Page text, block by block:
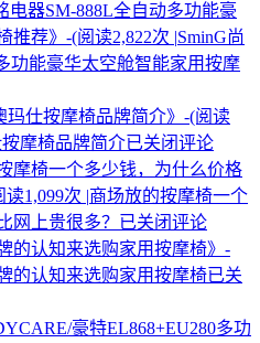
电器SM-888L全自动多功能豪
推荐》-(阅读2,822次 |SminG尚
功能豪华太空舱智能家用按摩
玛仕按摩椅品牌简介》-(阅读
摩椅品牌简介已关闭评论
摩椅一个多少钱，为什么价格
1,099次 |商场放的按摩椅一个
网上贵很多？ 已关闭评论
的认知来选购家用按摩椅》-
的认知来选购家用按摩椅已关
豪特EL868+EU280多功